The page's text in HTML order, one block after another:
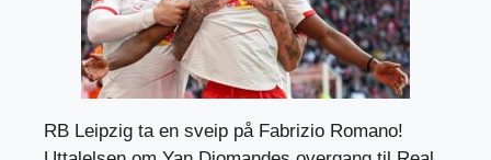
RB Leipzig ta en sveip på Fabrizio Romano!